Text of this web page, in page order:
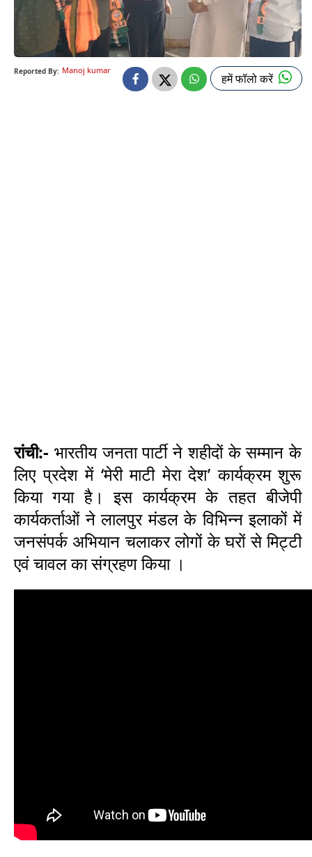
Reported By: Manoj kumar
हमें फॉलो करें
रांची:- भारतीय जनता पार्टी ने शहीदों के सम्मान के
लिए प्रदेश में ‘मेरी माटी मेरा देश’ कार्यक्रम शुरू
किया गया है। इस कार्यक्रम के तहत बीजेपी
कार्यकर्ताओं ने लालपुर मंडल के विभिन्न इलाकों में
जनसंपर्क अभियान चलाकर लोगों के घरों से मिट्टी
एवं चावल का संग्रहण किया ।